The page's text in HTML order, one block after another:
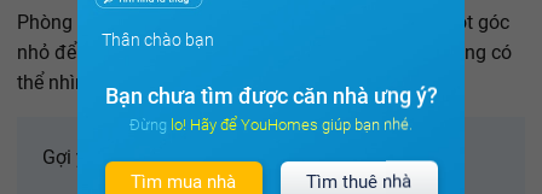
Phòng ngủ của trẻ có ban công mở ra phía đông. Một góc
nhỏ để chơi đùa được tích hợp làm tủ quần áo và cũng có
thể nhìn xuống khu vườn bên dưới.
Gợi ý cho bạn:
Thân chào bạn
Bạn chưa tìm được căn nhà ưng ý?
Đừng lo! Hãy để YouHomes giúp bạn nhé.
Tìm mua nhà Tìm thuê nhà